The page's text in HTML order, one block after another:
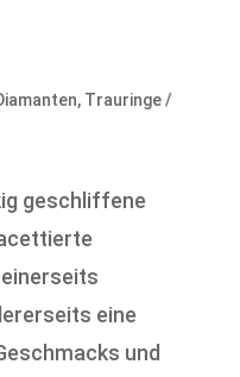
, Trauringe /
geschliffene
eine
und